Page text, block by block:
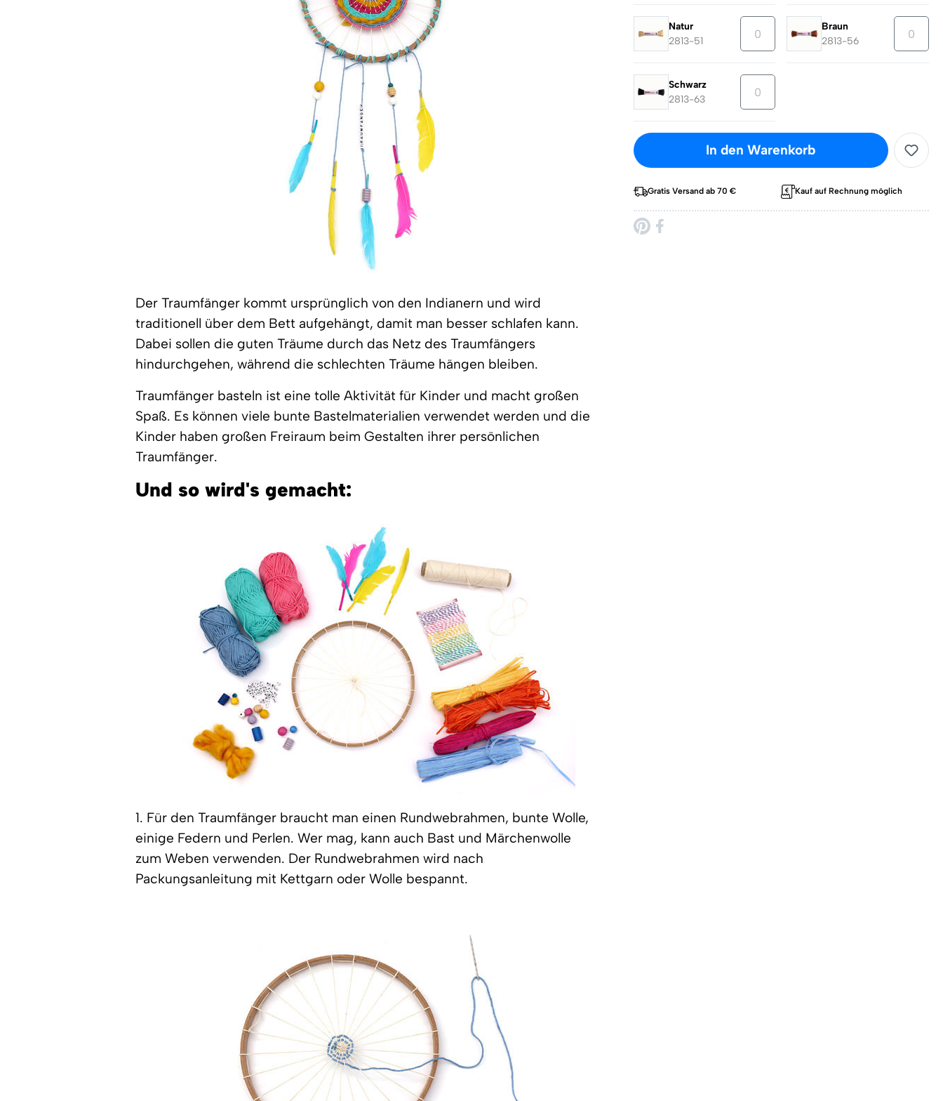
Der Traumfänger kommt ursprünglich von den Indianern und wird
traditionell über dem Bett aufgehängt, damit man besser schlafen kann.
Dabei sollen die guten Träume durch das Netz des Traumfängers
hindurchgehen, während die schlechten Träume hängen bleiben.
Traumfänger basteln ist eine tolle Aktivität für Kinder und macht großen
Spaß. Es können viele bunte Bastelmaterialien verwendet werden und die
Kinder haben großen Freiraum beim Gestalten ihrer persönlichen
Traumfänger.
Und so wird's gemacht:
1. Für den Traumfänger braucht man einen Rundwebrahmen, bunte Wolle,
einige Federn und Perlen. Wer mag, kann auch Bast und Märchenwolle
zum Weben verwenden. Der Rundwebrahmen wird nach
Packungsanleitung mit Kettgarn oder Wolle bespannt.
Natur
2813-51
Braun
2813-56
Schwarz
2813-63
In den Warenkorb
Gratis Versand ab 70 € Kauf auf Rechnung möglich